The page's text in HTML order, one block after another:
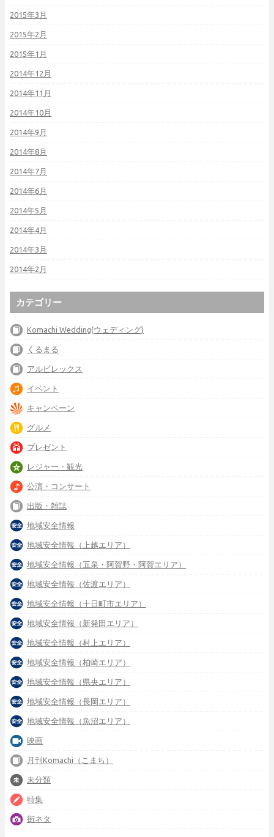
2015年3月
2015年2月
2015年1月
2014年12月
2014年11月
2014年10月
2014年9月
2014年8月
2014年7月
2014年6月
2014年5月
2014年4月
2014年3月
2014年2月
カテゴリー
Komachi Wedding(ウェディング)
くるまる
アルビレックス
イベント
キャンペーン
グルメ
プレゼント
レジャー・観光
公演・コンサート
出版・雑誌
地域安全情報
地域安全情報（上越エリア）
地域安全情報（五泉・阿賀野・阿賀エリア）
地域安全情報（佐渡エリア）
地域安全情報（十日町市エリア）
地域安全情報（新発田エリア）
地域安全情報（村上エリア）
地域安全情報（柏崎エリア）
地域安全情報（県央エリア）
地域安全情報（長岡エリア）
地域安全情報（魚沼エリア）
映画
月刊Komachi（こまち）
未分類
特集
街ネタ